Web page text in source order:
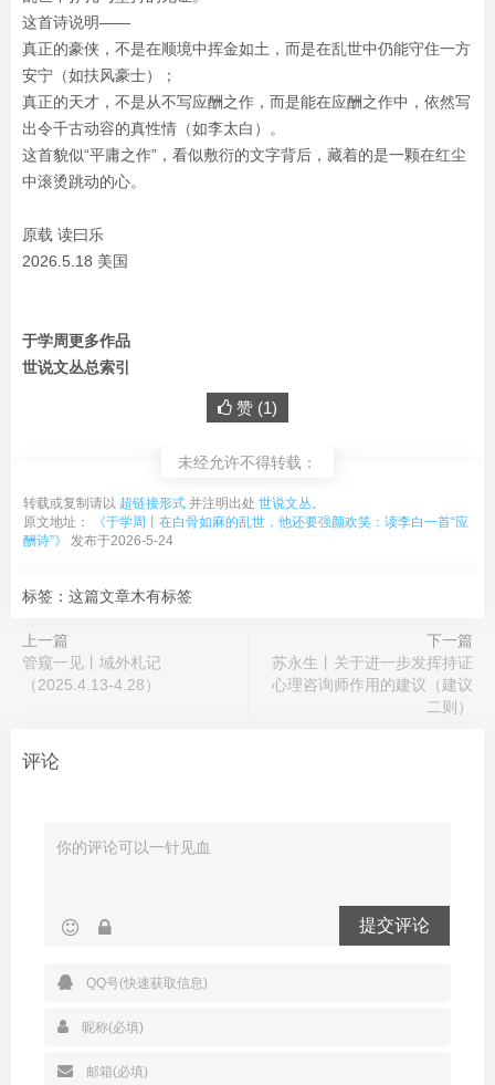
这首诗说明——
真正的豪侠，不是在顺境中挥金如土，而是在乱世中仍能守住一方
安宁（如扶风豪士）；
真正的天才，不是从不写应酬之作，而是能在应酬之作中，依然写
出令千古动容的真性情（如李太白）。
这首貌似“平庸之作”，看似敷衍的文字背后，藏着的是一颗在红尘
中滚烫跳动的心。
原载 读曰乐
2026.5.18 美国
于学周更多作品
世说文丛总索引
赞 (1)
未经允许不得转载：
转载或复制请以 超链接形式 并注明出处 世说文丛。
原文地址：
《于学周丨在白骨如麻的乱世，他还要强颜欢笑：读李白一首“应
酬诗”》
发布于2026-5-24
标签：这篇文章木有标签
上一篇
管窥一见丨域外札记
（2025.4.13-4.28）
下一篇
苏永生丨关于进一步发挥持证
心理咨询师作用的建议（建议
二则）
评论
提交评论